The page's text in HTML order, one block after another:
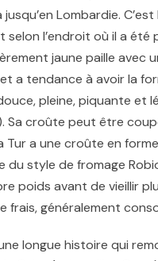
jusqu’en Lombardie. C’est
selon l’endroit où il a
jaune paille avec
a tendance à avoir la
pleine, piquante et
Sa croûte peut être
Tur a une croûte en
du style de fromage
poids avant de vieillir
frais, généralement
longue histoire qui